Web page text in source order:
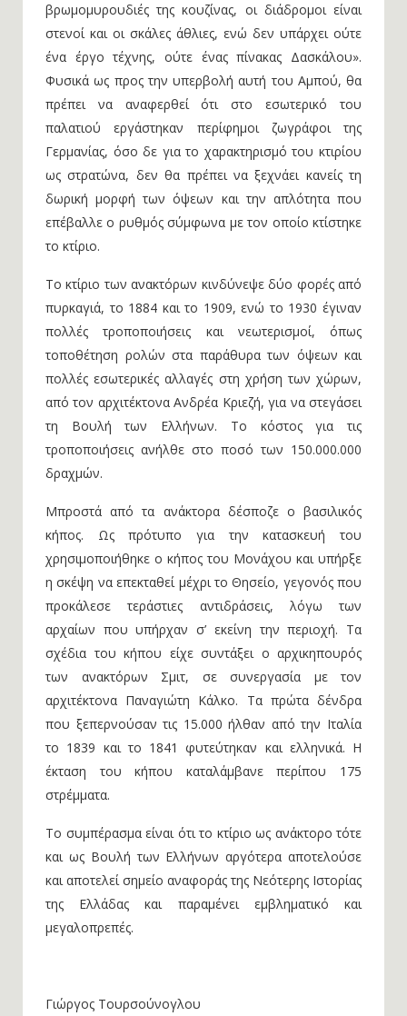
βρωμομυρουδιές της κουζίνας, οι διάδρομοι είναι
στενοί και οι σκάλες άθλιες, ενώ δεν υπάρχει ούτε
ένα έργο τέχνης, ούτε ένας πίνακας Δασκάλου».
Φυσικά ως προς την υπερβολή αυτή του Αμπού, θα
πρέπει να αναφερθεί ότι στο εσωτερικό του
παλατιού εργάστηκαν περίφημοι ζωγράφοι της
Γερμανίας, όσο δε για το χαρακτηρισμό του κτιρίου
ως στρατώνα, δεν θα πρέπει να ξεχνάει κανείς τη
δωρική μορφή των όψεων και την απλότητα που
επέβαλλε ο ρυθμός σύμφωνα με τον οποίο κτίστηκε
το κτίριο.
Το κτίριο των ανακτόρων κινδύνεψε δύο φορές από
πυρκαγιά, το 1884 και το 1909, ενώ το 1930 έγιναν
πολλές τροποποιήσεις και νεωτερισμοί, όπως
τοποθέτηση ρολών στα παράθυρα των όψεων και
πολλές εσωτερικές αλλαγές στη χρήση των χώρων,
από τον αρχιτέκτονα Ανδρέα Κριεζή, για να στεγάσει
τη Βουλή των Ελλήνων. Το κόστος για τις
τροποποιήσεις ανήλθε στο ποσό των 150.000.000
δραχμών.
Μπροστά από τα ανάκτορα δέσποζε ο βασιλικός
κήπος. Ως πρότυπο για την κατασκευή του
χρησιμοποιήθηκε ο κήπος του Μονάχου και υπήρξε
η σκέψη να επεκταθεί μέχρι το Θησείο, γεγονός που
προκάλεσε τεράστιες αντιδράσεις, λόγω των
αρχαίων που υπήρχαν σ’ εκείνη την περιοχή. Τα
σχέδια του κήπου είχε συντάξει ο αρχικηπουρός
των ανακτόρων Σμιτ, σε συνεργασία με τον
αρχιτέκτονα Παναγιώτη Κάλκο. Τα πρώτα δένδρα
που ξεπερνούσαν τις 15.000 ήλθαν από την Ιταλία
το 1839 και το 1841 φυτεύτηκαν και ελληνικά. Η
έκταση του κήπου καταλάμβανε περίπου 175
στρέμματα.
Το συμπέρασμα είναι ότι το κτίριο ως ανάκτορο τότε
και ως Βουλή των Ελλήνων αργότερα αποτελούσε
και αποτελεί σημείο αναφοράς της Νεότερης Ιστορίας
της Ελλάδας και παραμένει εμβληματικό και
μεγαλοπρεπές.
Γιώργος Τουρσούνογλου